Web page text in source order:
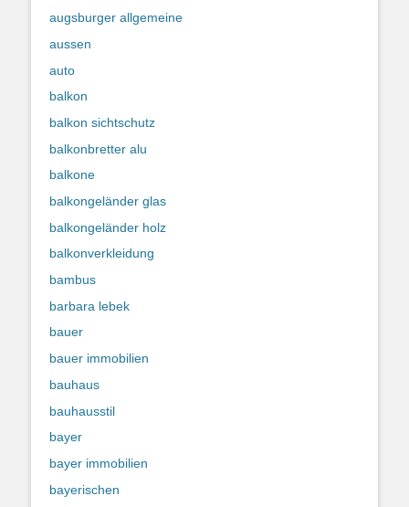
augsburger allgemeine
aussen
auto
balkon
balkon sichtschutz
balkonbretter alu
balkone
balkongeländer glas
balkongeländer holz
balkonverkleidung
bambus
barbara lebek
bauer
bauer immobilien
bauhaus
bauhausstil
bayer
bayer immobilien
bayerischen